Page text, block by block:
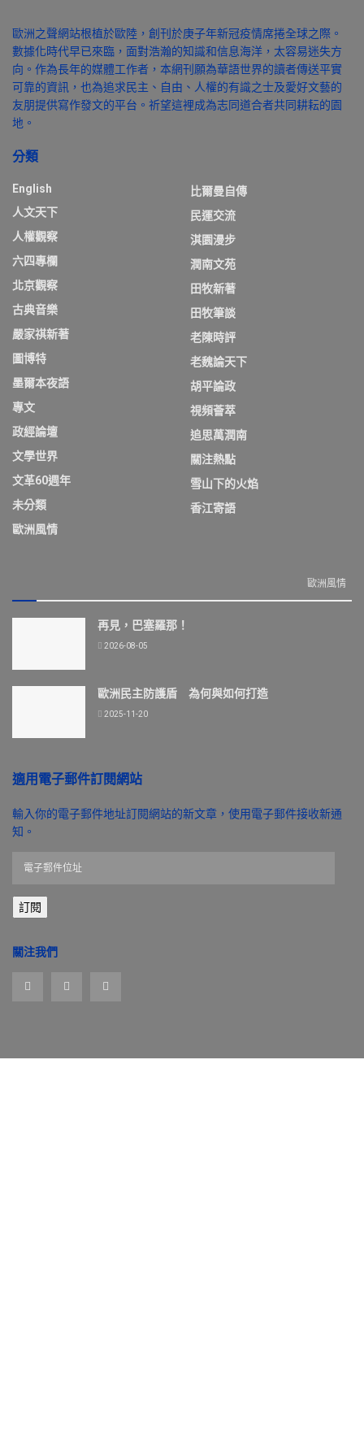
歐洲之聲網站根植於歐陸，創刊於庚子年新冠疫情席捲全球之際。
數據化時代早已來臨，面對浩瀚的知識和信息海洋，太容易迷失方
向。作為長年的媒體工作者，本網刊願為華語世界的讀者傳送平實
可靠的資訊，也為追求民主、自由、人權的有識之士及愛好文藝的
友朋提供寫作發文的平台。祈望這裡成為志同道合者共同耕耘的園
地。
分類
English
人文天下
人權觀察
六四專欄
北京觀察
古典音樂
嚴家祺新著
圖博特
墨爾本夜語
專文
政經論壇
文學世界
文革60週年
未分類
歐洲風情
比爾曼自傳
民運交流
淇園漫步
潤南文苑
田牧新著
田牧筆談
老陳時評
老魏論天下
胡平論政
視頻薈萃
追思萬潤南
關注熱點
雪山下的火焰
香江寄語
歐洲風情
再見，巴塞羅那！
2026-08-05
歐洲民主防護盾 為何與如何打造
2025-11-20
適用電子郵件訂閱網站
輸入你的電子郵件地址訂閱網站的新文章，使用電子郵件接收新通
知。
郵
件
址
訂閱
關注我們